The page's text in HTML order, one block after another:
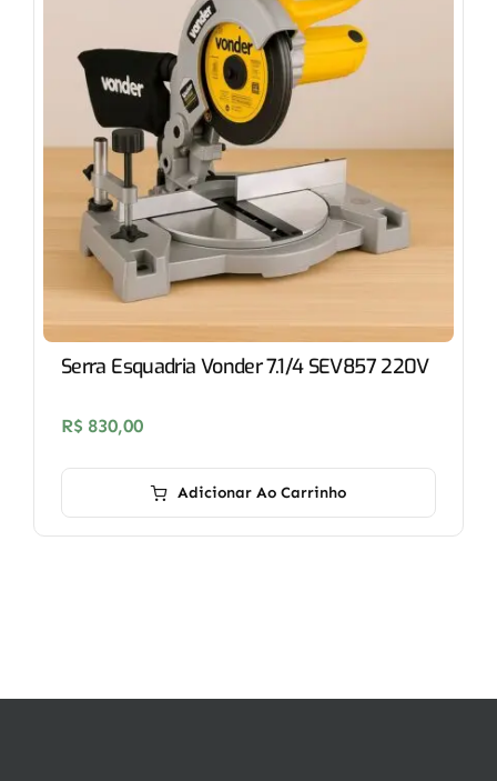
Serra Esquadria Vonder 7.1/4 SEV857 220V
R$ 830,00
Adicionar Ao Carrinho